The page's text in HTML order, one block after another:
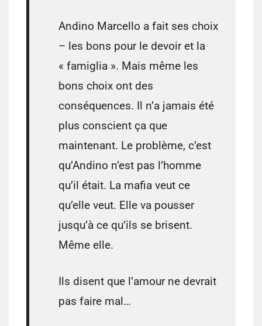
Andino Marcello a fait ses choix
– les bons pour le devoir et la
« famiglia ». Mais même les
bons choix ont des
conséquences. Il n’a jamais été
plus conscient ça que
maintenant. Le problème, c’est
qu’Andino n’est pas l’homme
qu’il était. La mafia veut ce
qu’elle veut. Elle va pousser
jusqu’à ce qu’ils se brisent.
Même elle.
Ils disent que l’amour ne devrait
pas faire mal…